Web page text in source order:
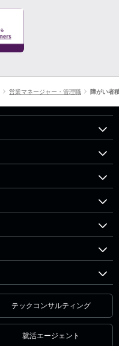
営業マネージャー・管理職 障がい者
テックコンサルティング
就活エージェント